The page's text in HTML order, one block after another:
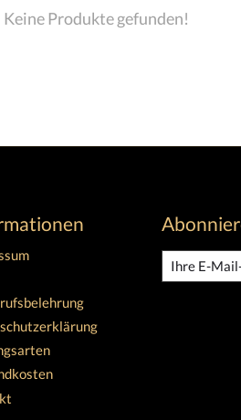
Keine Produkte gefunden!